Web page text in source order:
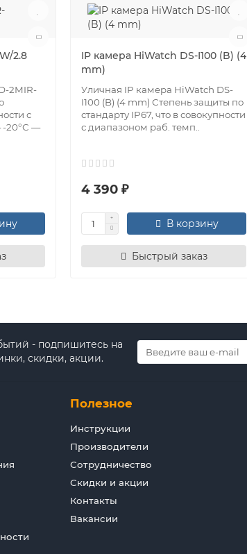
2.8
2MIR-
с
-20°С —
IP камера HiWatch DS-I100 (B) (4
mm)
Уличная IP камера HiWatch DS-
I100 (B) (4 mm) Степень защиты по
стандарту IP67, что в совокупности
с диапазоном раб. темп..
4 390 ₽
В корзину
Быстрый заказ
- подпишитесь на
скидки, акции.
Полезное
Инструкции
Производители
Сотрудничество
Скидки и акции
Контакты
Вакансии